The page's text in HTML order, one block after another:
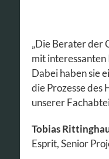
„Die Berater der
mit interessanten
Dabei haben sie
die Prozesse des
unserer
Tobias
Esprit, Senior